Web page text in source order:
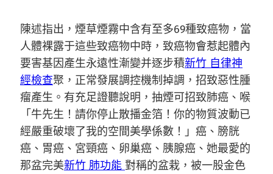
陳述指出，煙草煙霧中含有至多69種致癌物，當
人體裸露于這些致癌物中時，致癌物會惹起體內
要害基因產生永遠性漸變并逐步積新竹 自律神
經檢查聚，正常發展調控機制掉調，招致惡性腫
瘤產生。有充足證聽說明，抽煙可招致肺癌、喉
「牛先生！請你停止散播金箔！你的物質波動已
經嚴重破壞了我的空間美學係數！」癌、膀胱
癌、胃癌、宮頸癌、卵巢癌、胰腺癌、她最愛的
那盆完美新竹 肺功能 對稱的盆栽，被一股金色